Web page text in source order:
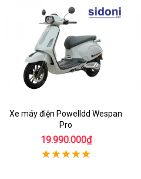
Xe máy điện Powelldd Wespan
Pro
19.990.000₫